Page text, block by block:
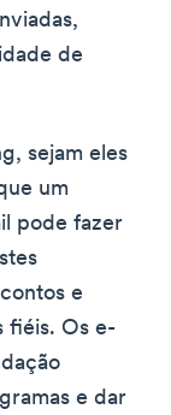
de
sejam eles
um
pode fazer
e
fiéis. Os e-
e dar